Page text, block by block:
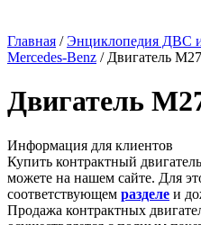
Главная /Энциклопедия ДВС
Mercedes-Benz / Двигатель
Двигатель
Информация для клиентов
Купить контрактный двигатель
можете на нашем сайте. Для
соответствующем разделе и
Продажа контрактных